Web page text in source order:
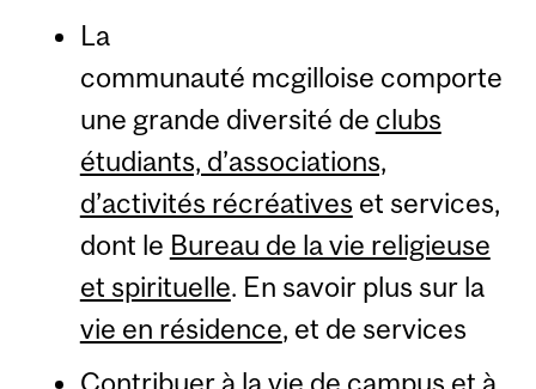
La
communauté mcgilloise comporte
une grande diversité de clubs
étudiants, d’associations,
d’activités récréatives et services,
dont le Bureau de la vie religieuse
et spirituelle. En savoir plus sur la
vie en résidence, et de services
Contribuer à la vie de campus et à